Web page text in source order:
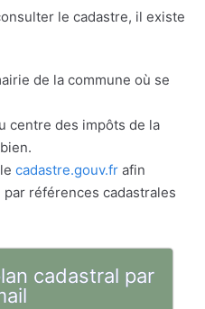
le cadastre, il existe
de la commune où se
centre des impôts de la
cadastre.gouv.fr afin
références cadastrales
cadastral par